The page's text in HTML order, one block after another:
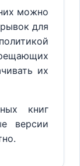
можно
для
их
книг
версии